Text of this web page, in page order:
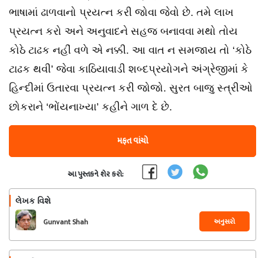
ભાષામાં ઢાળવાનો પ્રયત્ન કરી જોવા જેવો છે. તમે લાખ
પ્રયત્ન કરો અને અનુવાદને સહજ બનાવવા મથો તોય
કોઠે ટાઢક નહીં વળે એ નક્કી. આ વાત ન સમજાય તો ‘કોઠે
ટાઢક થવી’ જેવા કાઠિયાવાડી શબ્દપ્રયોગને અંગ્રેજીમાં કે
હિન્દીમાં ઉતારવા પ્રયત્ન કરી જોજો. સુરત બાજુ સ્ત્રીઓ
છોકરાને ‘ભોંયનાખ્યા’ કહીને ગાળ દે છે.
મફત વાંચો
આ પુસ્તકને શેર કરો:
લેખક વિશે
Gunvant Shah અનુસરો